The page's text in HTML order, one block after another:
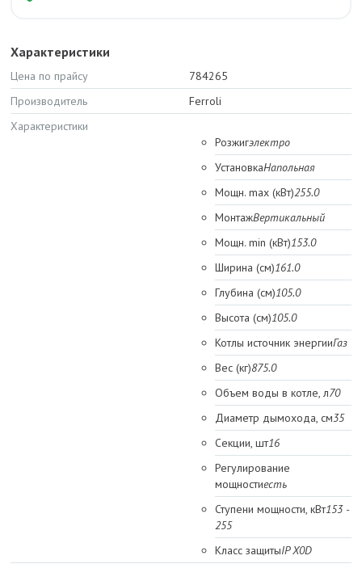
Характеристики
Цена по прайсу
784265
Производитель
Ferroli
Характеристики
Розжигэлектро
УстановкаНапольная
Мощн. max (кВт)255.0
МонтажВертикальный
Мощн. min (кВт)153.0
Ширина (см)161.0
Глубина (см)105.0
Высота (см)105.0
Котлы источник энергииГаз
Вес (кг)875.0
Объем воды в котле, л70
Диаметр дымохода, см35
Секции, шт16
Регулирование
мощностиесть
Ступени мощности, кВт153 -
255
Класс защитыIP X0D